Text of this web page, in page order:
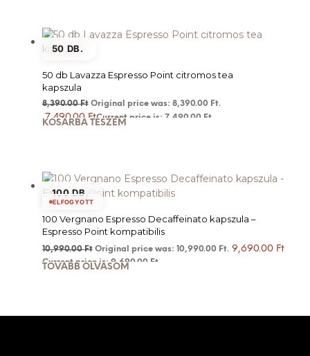
50 DB.
50 db Lavazza Espresso Point citromos tea
kapszula
8,390.00Ft Original price was: 8,390.00 Ft.
7,490.00 FtCurrent price is: 7,490.00 Ft.
KOSÁRBA TESZEM
100 DB.
ELFOGYOTT
100 Vergnano Espresso Decaffeinato kapszula –
Espresso Point kompatibilis
10,990.00Ft Original price was: 10,990.00 Ft. 9,690.00 Ft
Current price is: 9,690.00 Ft.
TOVÁBB OLVASOM